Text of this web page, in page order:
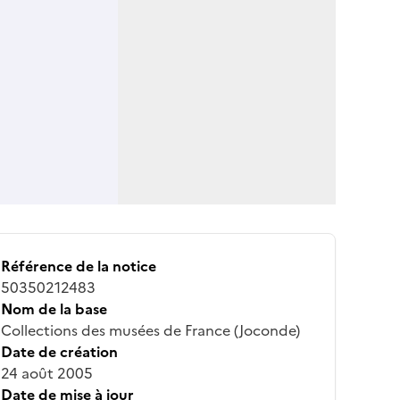
Référence de la notice
50350212483
Nom de la base
Collections des musées de France (Joconde)
Date de création
24 août 2005
Date de mise à jour